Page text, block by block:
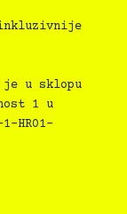
u sklopu
1 u
HR01-